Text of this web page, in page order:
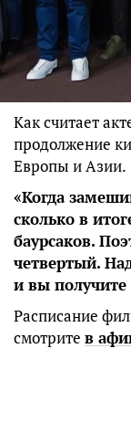
Как считает
продолжение
Европы и Азии.
«Когда
сколько в
баурсаков.
четвертый.
и вы получите
Расписание
смотрите в